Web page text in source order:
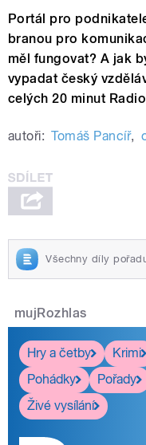
Portál pro
branou pro
měl fungovat? A jak
vypadat český
celých 20 minut
autoři: Tomáš Pancíř,
Všechny díly
mujRozhlas
Hry a četby
Krimi
Pohádky
Pořady
Živé vysílání